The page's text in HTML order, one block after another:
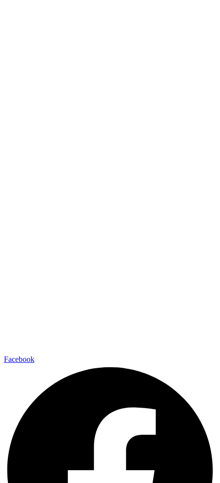
Facebook